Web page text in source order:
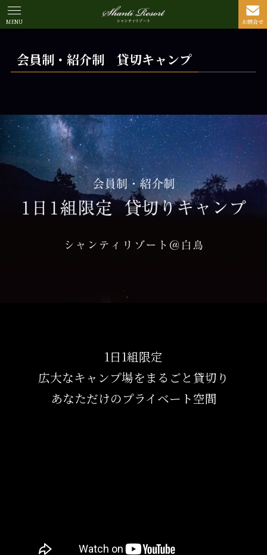
お問合せ
MENU
会員制・紹介制 貸切キャンプ
1日1組限定
広大なキャンプ場をまるごと貸切り
あなただけのプライベート空間